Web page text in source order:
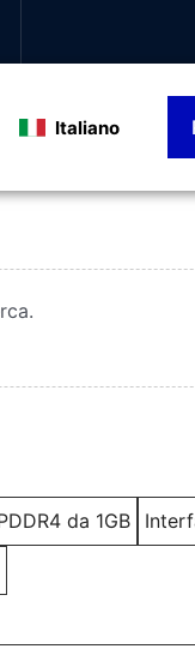
Italiano
da 1GB